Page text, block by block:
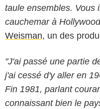
taule ensembles. Vous
cauchemar à
Weisman, un des
"J'ai passé une partie
j'ai cessé d'y aller en
Fin 1981, parlant
connaissant bien le